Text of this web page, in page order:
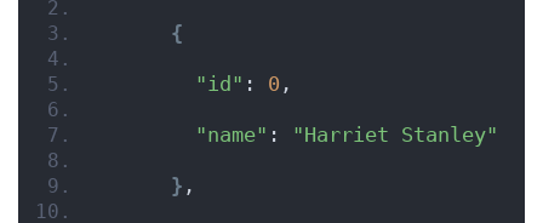
{
"id" : 0 ,
"name" : "Harriet Stanley"
} ,